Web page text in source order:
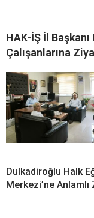
HAK-İŞ İl
Çalışanlarına
Dulkadiroğlu Halk
Merkezi’ne